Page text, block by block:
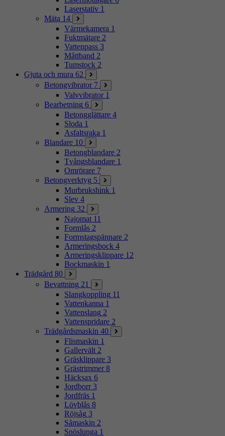
Laserstativ 1
Mäta 14
Värmekamera 1
Fuktmätare 2
Vattenpass 3
Måttband 2
Tumstock 2
Gjuta och mura 62
Betongvibrator 7
Valvvibrator 1
Bearbetning 6
Betongglättare 4
Sloda 1
Asfaltsraka 1
Blandare 10
Betongblandare 2
Tvångsblandare 1
Omrörare 7
Betongverktyg 5
Murbrukshink 1
Slev 4
Armering 32
Najomat 11
Formlås 2
Formstagspännare 2
Armeringsbock 4
Armeringsklippare 12
Bockmaskin 1
Trädgård 80
Bevattning 21
Slangkoppling 11
Vattenkanna 1
Vattenslang 2
Vattenspridare 2
Trädgårdsmaskin 40
Flismaskin 1
Gallervält 2
Gräsklippare 3
Grästrimmer 8
Häcksax 6
Jordborr 3
Jordfräs 1
Lövblås 8
Röjsåg 3
Såmaskin 2
Snöslunga 1